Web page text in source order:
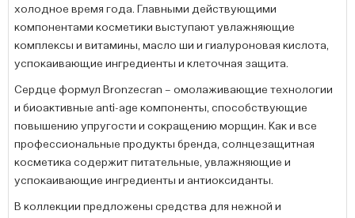
холодное время года. Главными действующими
компонентами косметики выступают увлажняющие
комплексы и витамины, масло ши и гиалуроновая кислота,
успокаивающие ингредиенты и клеточная защита.
Сердце формул Bronzecran – омолаживающие технологии
и биоактивные anti-age компоненты, способствующие
повышению упругости и сокращению морщин. Как и все
профессиональные продукты бренда, солнцезащитная
косметика содержит питательные, увлажняющие и
успокаивающие ингредиенты и антиоксиданты.
В коллекции предложены средства для нежной и